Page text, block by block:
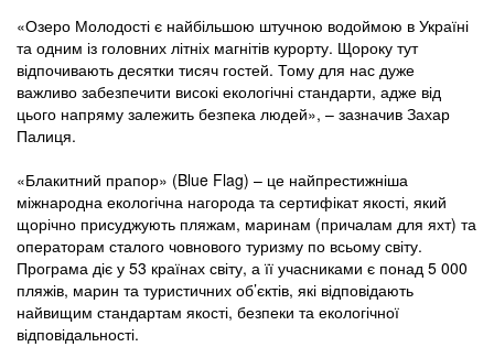
«Озеро Молодості є найбільшою штучною водоймою в Україні
та одним із головних літніх магнітів курорту. Щороку тут
відпочивають десятки тисяч гостей. Тому для нас дуже
важливо забезпечити високі екологічні стандарти, адже від
цього напряму залежить безпека людей», – зазначив Захар
Палиця.
«Блакитний прапор» (Blue Flag) – це найпрестижніша
міжнародна екологічна нагорода та сертифікат якості, який
щорічно присуджують пляжам, маринам (причалам для яхт) та
операторам сталого човнового туризму по всьому світу.
Програма діє у 53 країнах світу, а її учасниками є понад 5 000
пляжів, марин та туристичних об’єктів, які відповідають
найвищим стандартам якості, безпеки та екологічної
відповідальності.